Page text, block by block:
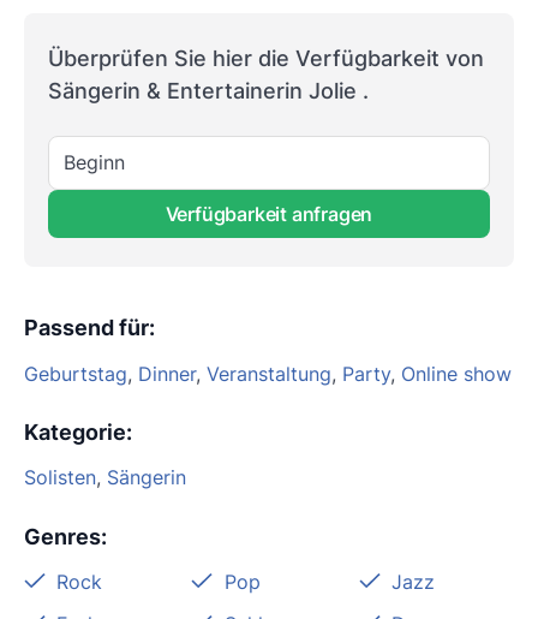
Überprüfen Sie hier die Verfügbarkeit von
Sängerin & Entertainerin Jolie .
Beginn
Verfügbarkeit anfragen
Passend für:
Geburtstag, Dinner, Veranstaltung, Party, Online show
Kategorie:
Solisten, Sängerin
Genres:
Rock Pop
Jazz